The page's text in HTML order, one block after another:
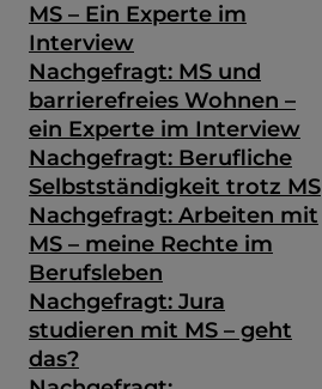
MS – Ein Experte im
Interview
Nachgefragt: MS und
barrierefreies Wohnen –
ein Experte im Interview
Nachgefragt: Berufliche
Selbstständigkeit trotz MS
Nachgefragt: Arbeiten mit
MS – meine Rechte im
Berufsleben
Nachgefragt: Jura
studieren mit MS – geht
das?